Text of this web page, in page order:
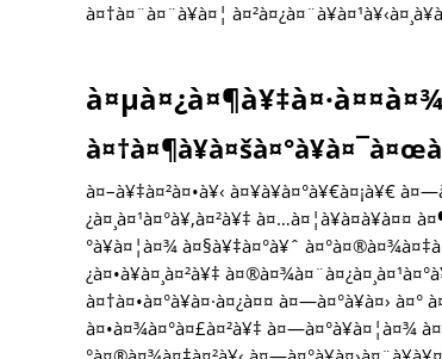
à¤†à¤¨à¤¨à¥à¤¦
à¤–à¥‡à¤²à¤•à¥‹ à¤¥à¥à¤°à¥€à¤¡à¥€
¿à¤¸à¤¹à¤°à¥‚à¤²à¥‡ à¤…à¤¦à¥à¤­à¥à¤¤
°à¥à¤¦à¤¾ à¤§à¥‡à¤°à¥ˆ
¿à¤•à¥à¤¸à¤²à¥‡
à¤†à¤•à¤°à¥à¤·à¤¿à¤¤ à¤—à¤°à¥à¤› à¤°
à¤•à¤¾à¤°à¤£à¤²à¥‡ à¤—à¤°à¥à¤¦à¤¾